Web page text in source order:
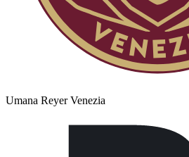
Umana Reyer Venezia